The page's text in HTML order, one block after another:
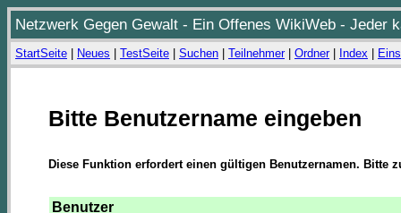
Netzwerk Gegen Gewalt - Ein Offenes WikiWeb - Jeder
StartSeite Neues TestSeite Suchen Teilnehmer| Ordner| Index
Bitte Benutzername eingeben
Diese Funktion erfordert einen gültigen Benutzernamen. Bitte
Benutzer